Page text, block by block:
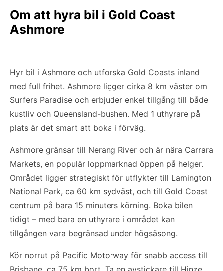
Om att hyra bil i Gold Coast
Ashmore
Hyr bil i Ashmore och utforska Gold Coasts inland
med full frihet. Ashmore ligger cirka 8 km väster om
Surfers Paradise och erbjuder enkel tillgång till både
kustliv och Queensland-bushen. Med 1 uthyrare på
plats är det smart att boka i förväg.
Ashmore gränsar till Nerang River och är nära Carrara
Markets, en populär loppmarknad öppen på helger.
Området ligger strategiskt för utflykter till Lamington
National Park, ca 60 km sydväst, och till Gold Coast
centrum på bara 15 minuters körning. Boka bilen
tidigt – med bara en uthyrare i området kan
tillgången vara begränsad under högsäsong.
Kör norrut på Pacific Motorway för snabb access till
Brisbane, ca 75 km bort. Ta en avstickare till Hinze